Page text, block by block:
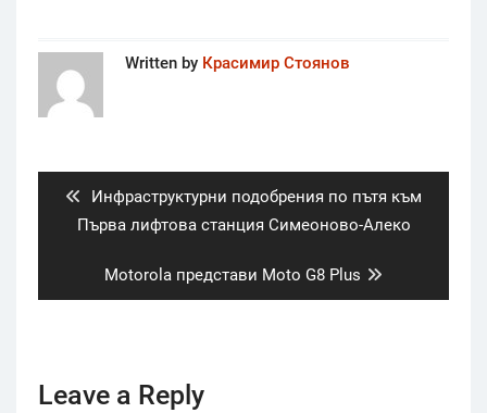
Written by Красимир Стоянов
Previous
post:
Инфраструктурни подобрения по пътя към
Първа лифтова станция Симеоново-Алеко
Next
post:
Motorola представи Moto G8 Plus
Leave a Reply